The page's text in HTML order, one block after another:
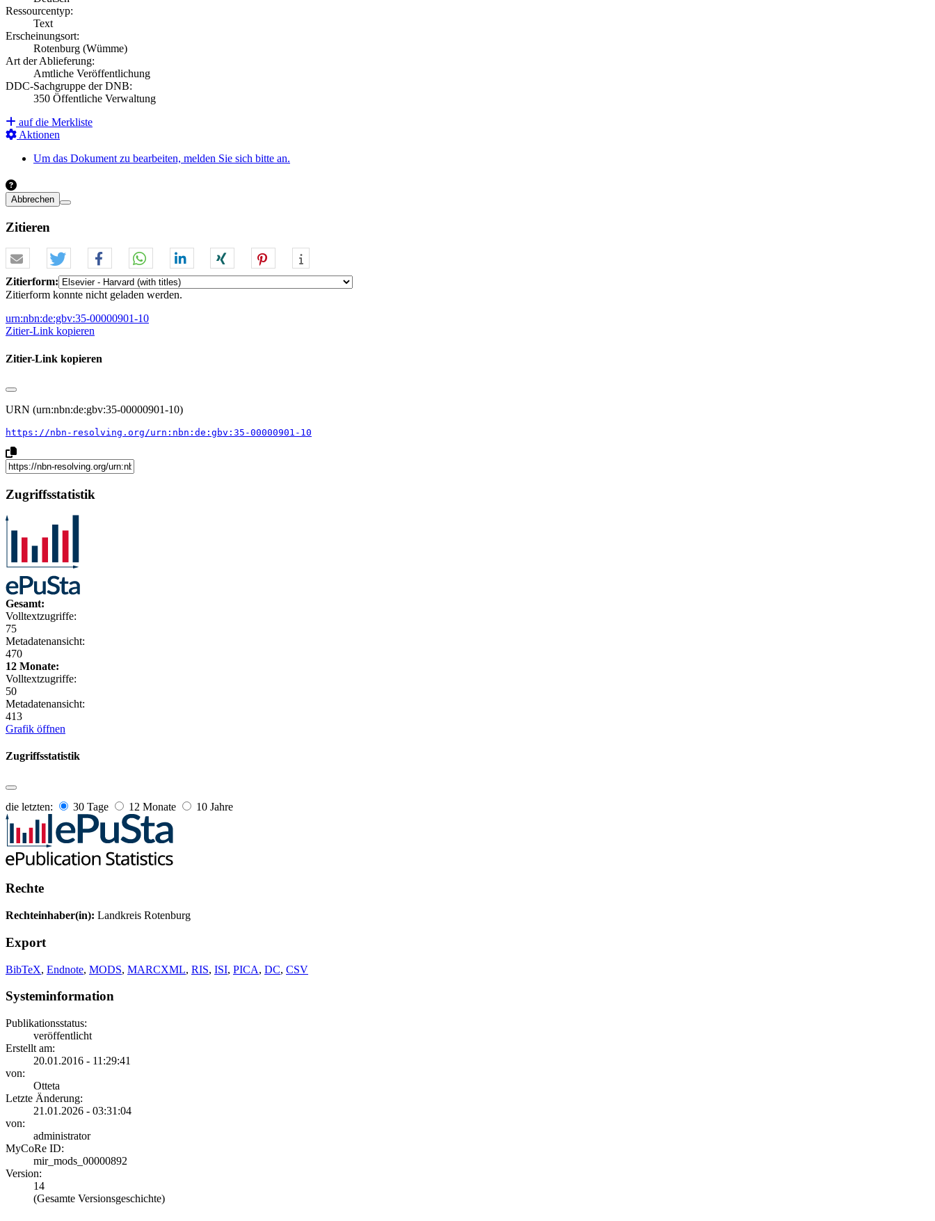
Ressourcentyp:
Text
Erscheinungsort:
Rotenburg (Wümme)
Art der Ablieferung:
Amtliche Veröffentlichung
DDC-Sachgruppe der DNB:
350 Öffentliche Verwaltung
auf die Merkliste
Aktionen
Um das Dokument zu bearbeiten, melden Sie sich bitte an.
Abbrechen
Zitieren
Zitierform:
Zitierform konnte nicht geladen werden.
urn:nbn:de:gbv:35-00000901-10
Zitier-Link kopieren
Zitier-Link kopieren
URN (urn:nbn:de:gbv:35-00000901-10)
https://nbn-resolving.org/urn:nbn:de:gbv:35-00000901-10
Zugriffsstatistik
Gesamt:
Volltextzugriffe:
75
Metadatenansicht:
470
12 Monate:
Volltextzugriffe:
50
Metadatenansicht:
413
Grafik öffnen
Zugriffsstatistik
die letzten: 30 Tage 12 Monate 10 Jahre
Rechte
Rechteinhaber(in): Landkreis Rotenburg
Export
BibTeX, Endnote, MODS, MARCXML, RIS, ISI, PICA, DC, CSV
Systeminformation
Publikationsstatus:
veröffentlicht
Erstellt am:
20.01.2016 - 11:29:41
von:
Otteta
Letzte Änderung:
21.01.2026 - 03:31:04
von:
administrator
MyCoRe ID:
mir_mods_00000892
Version:
14
(Gesamte Versionsgeschichte)